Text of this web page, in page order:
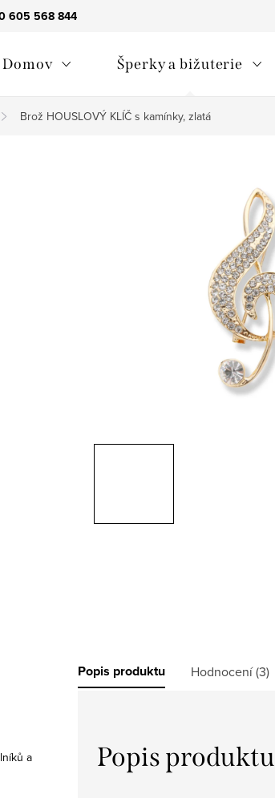
605 568 844
Domov Šperky a bižuterie
Brož HOUSLOVÝ KLÍČ s kamínky, zlatá
a
Popis produktu Hodnocení (3)
Popis produktu